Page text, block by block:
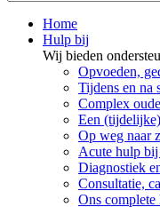
Home
Hulp bij
Wij bieden
Opvoeden,
Tijdens en na
Complex
Een
Op weg naar
Acute hulp
Diagnostiek
Consultatie,
Ons complete